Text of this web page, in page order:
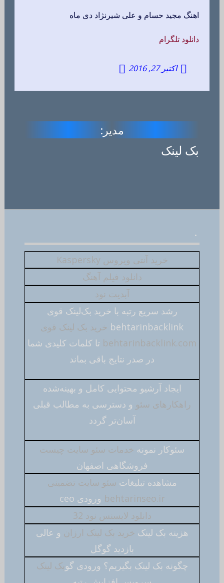
اهنگ مجید حسام و علی شیرنژاد دی ماه
دانلود تلگرام
اکتبر 27, 2016
مدیر:
بک لینک
.
خرید آنتی ویروس Kaspersky
دانلود فیلم آهنگ
آبدیت نود
رشد سریع رتبه با خرید بک‌لینک قوی
behtarinbacklink خرید بک لینک قوی
behtarinbacklink.com تا کلمات کلیدی شما
در صدر نتایج باقی بماند
ایجاد آرشیو محتوایی کامل و بهینه‌شده
راهکارهای سئو و دسترسی به مطالب قبلی
آسان‌تر گردد
سئوکار نمونه خدمات سئو سایت چیست
فروشگاهی اصفهان
مشاهده تبلیغات سئو سایت تضمینی
behtarinseo.ir ورودی ceo
دانلود لایسنس نود 32
هزینه بک لینک خرید بک لینک ارزان و عالی
بازديد گوگل
چگونه بک لینک بگیریم؟ ورودی گوبک لینک